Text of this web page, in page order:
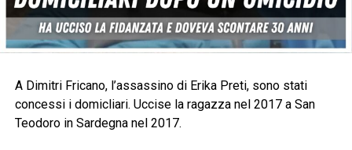
A Dimitri Fricano, l’assassino di Erika Preti, sono stati
concessi i domicliari. Uccise la ragazza nel 2017 a San
Teodoro in Sardegna nel 2017.